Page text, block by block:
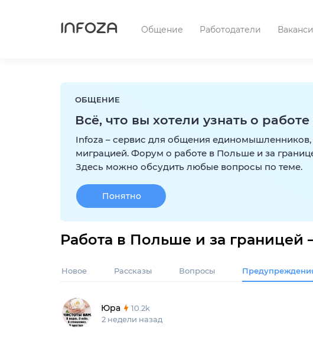
INFOZA Общение Работодатели
ОБЩЕНИЕ
Всё, что вы хотели узнать о
Infoza – сервис для общения
миграцией. Форум о работе в Польше и за
Здесь можно обсудить любые вопросы по теме.
Понятно
Работа в Польше и за границей
Новое Рассказы Вопросы
Юра
10.2k
2 недели назад